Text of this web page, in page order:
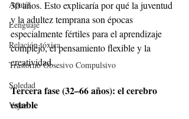
Apatía
Lenguaje
Relación tóxica
Trastorno Obsesivo Compulsivo
Soledad
Vejez
30 años. Esto explicaría por qué la juventud
y la adultez temprana son épocas
especialmente fértiles para el aprendizaje
complejo, el pensamiento flexible y la
creatividad.
Tercera fase (32–66 años): el cerebro
estable